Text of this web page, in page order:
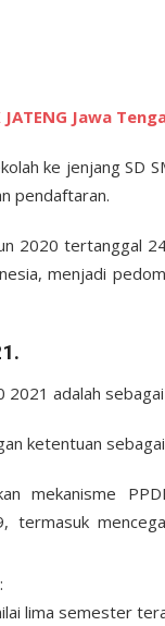
Jawa
ke jenjang SD
pendaftaran.
2020 tertanggal
menjadi
2021 adalah
ketentuan
mekanisme
termasuk
lima semester